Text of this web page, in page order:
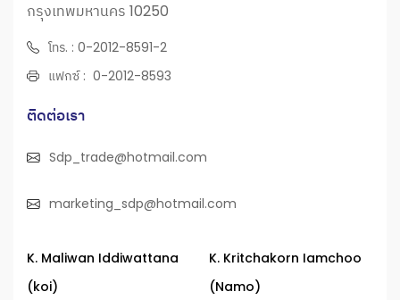
กรุงเทพมหานคร 10250
โทร. : 0-2012-8591-2
แฟกซ์ : 0-2012-8593
ติดต่อเรา
Sdp_trade@hotmail.com
marketing_sdp@hotmail.com
K. Maliwan Iddiwattana
(koi)
K. Kritchakorn Iamchoo
(Namo)